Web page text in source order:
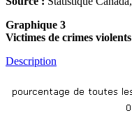
Graphique 3
Victimes de crimes
Description